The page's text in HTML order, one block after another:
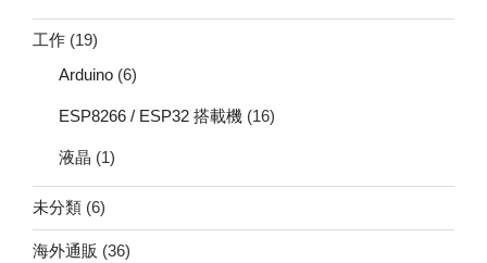
工作 (19)
Arduino (6)
ESP8266 / ESP32 搭載機 (16)
液晶 (1)
未分類 (6)
海外通販 (36)